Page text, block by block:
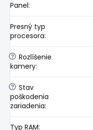
Panel:
Presný typ
procesora:
? Rozlíšenie
kamery:
? Stav
poškodenia
zariadenia:
Typ RAM: